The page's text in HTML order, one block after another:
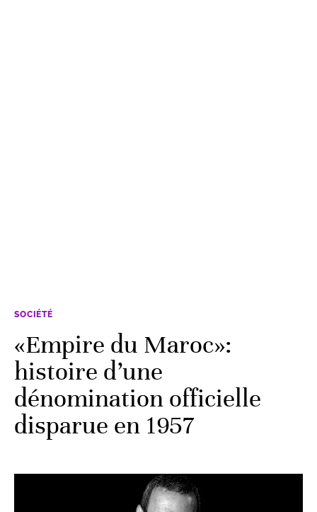
SOCIÉTÉ
«Empire du Maroc»:
histoire d’une
dénomination officielle
disparue en 1957